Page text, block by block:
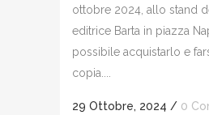
ottobre 2024, allo stand
editrice Barta in piazza
possibile acquistarlo e
copia....
29 Ottobre, 2024 / 0